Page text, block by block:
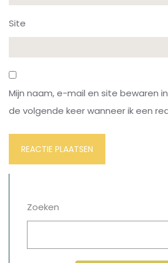
Site
Mijn naam, e-mail en site bewaren
de volgende keer wanneer ik een
Zoeken